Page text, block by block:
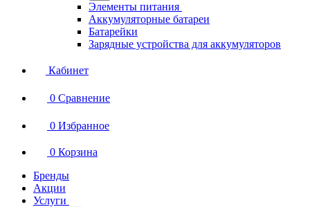
Элементы питания
Аккумуляторные батареи
Батарейки
Зарядные устройства для аккумуляторов
Кабинет
0 Сравнение
0 Избранное
0 Корзина
Бренды
Акции
Услуги